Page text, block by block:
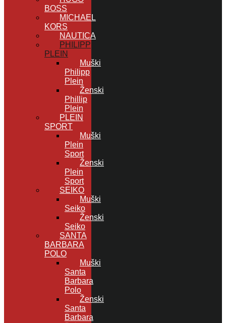
BOSS
MICHAEL
KORS
NAUTICA
PHILIPP
PLEIN
Muški
Philipp
Plein
Ženski
Phillip
Plein
PLEIN
SPORT
Muški
Plein
Sport
Ženski
Plein
Sport
SEIKO
Muški
Seiko
Ženski
Seiko
SANTA
BARBARA
POLO
Muški
Santa
Barbara
Polo
Ženski
Santa
Barbara